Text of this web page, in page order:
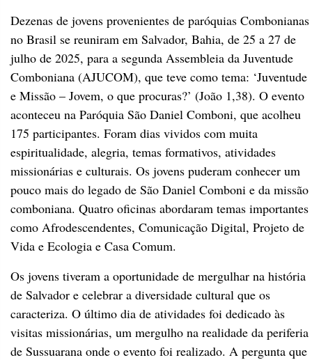
Dezenas de jovens provenientes de paróquias Combonianas
no Brasil se reuniram em Salvador, Bahia, de 25 a 27 de
julho de 2025, para a segunda Assembleia da Juventude
Comboniana (AJUCOM), que teve como tema: ‘Juventude
e Missão – Jovem, o que procuras?’ (João 1,38). O evento
aconteceu na Paróquia São Daniel Comboni, que acolheu
175 participantes. Foram dias vividos com muita
espiritualidade, alegria, temas formativos, atividades
missionárias e culturais. Os jovens puderam conhecer um
pouco mais do legado de São Daniel Comboni e da missão
comboniana. Quatro oficinas abordaram temas importantes
como Afrodescendentes, Comunicação Digital, Projeto de
Vida e Ecologia e Casa Comum.
Os jovens tiveram a oportunidade de mergulhar na história
de Salvador e celebrar a diversidade cultural que os
caracteriza. O último dia de atividades foi dedicado às
visitas missionárias, um mergulho na realidade da periferia
de Sussuarana onde o evento foi realizado. A pergunta que